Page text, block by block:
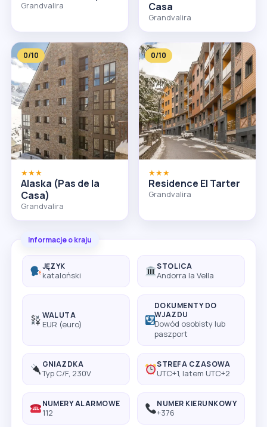
Grandvalira
Casa
Grandvalira
0/10
★★★
Alaska (Pas de la
Casa)
Grandvalira
0/10
★★★
Residence El Tarter
Grandvalira
Informacje o kraju
JĘZYK
kataloński
STOLICA
Andorra la Vella
WALUTA
EUR (euro)
DOKUMENTY DO
WJAZDU
Dowód osobisty lub
paszport
GNIAZDKA
Typ C/F, 230V
STREFA CZASOWA
UTC+1, latem UTC+2
NUMERY ALARMOWE
112
NUMER KIERUNKOWY
+376